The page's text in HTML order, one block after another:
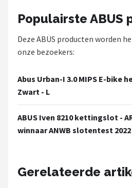
Populairste ABUS
Deze ABUS producten worden
onze bezoekers:
Abus Urban-I 3.0 MIPS E-bike
Zwart - L
ABUS Iven 8210 kettingslot -
winnaar ANWB slotentest 2022
Gerelateerde